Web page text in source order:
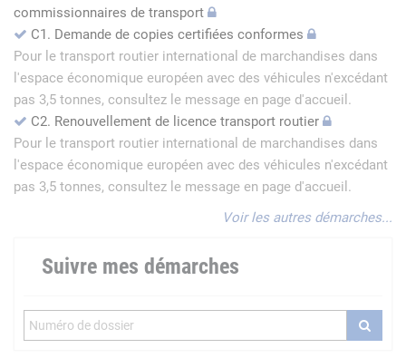
commissionnaires de transport
C1. Demande de copies certifiées conformes
Pour le transport routier international de marchandises dans
l'espace économique européen avec des véhicules n'excédant
pas 3,5 tonnes, consultez le message en page d'accueil.
C2. Renouvellement de licence transport routier
Pour le transport routier international de marchandises dans
l'espace économique européen avec des véhicules n'excédant
pas 3,5 tonnes, consultez le message en page d'accueil.
Voir les autres démarches...
Suivre mes démarches